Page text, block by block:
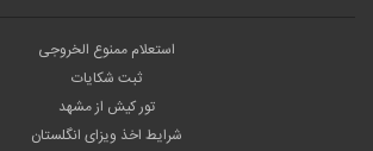
استعلام ممنوع الخروجی
ثبت شکایات
تور کیش از مشهد
شرایط اخذ ویزای انگلستان